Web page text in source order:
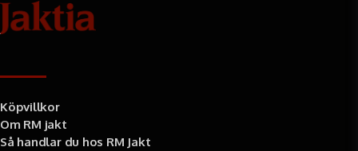
Köpvillkor
Om RM jakt
Så handlar du hos RM Jakt